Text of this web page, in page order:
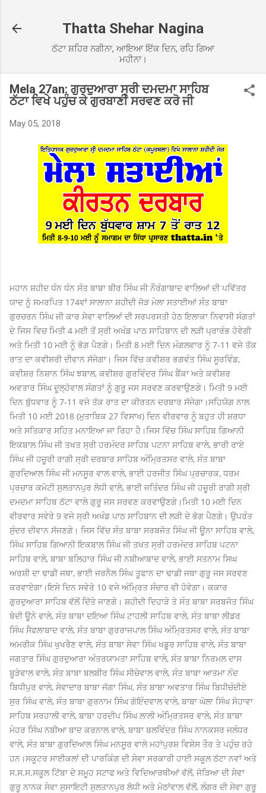
Thatta Shehar Nagina
ਠੱਟਾ ਸ਼ਹਿਰ ਨਗੀਨਾ, ਆਇਆ ਇੱਕ ਦਿਨ, ਰਹਿ ਗਿਆ
ਮਹੀਨਾ।
Mela 27an: ਗੁਰਦੁਆਰਾ ਸ੍ਰੀ ਦਮਦਮਾ ਸਾਹਿਬ
ਠੱਟਾ ਵਿਖੇ ਪਹੁੰਚ ਕੇ ਗੁਰਬਾਣੀ ਸਰਵਣ ਕਰੋ ਜੀ
May 05, 2018
ਮਹਾਨ ਸ਼ਹੀਦ ਧੰਨ ਧੰਨ ਸੰਤ ਬਾਬਾ ਬੀਰ ਸਿੰਘ ਜੀ ਨੌਰੰਗਾਬਾਦ ਵਾਲਿਆਂ ਦੀ ਪਵਿੱਤਰ
ਯਾਦ ਨੂੰ ਸਮਰਪਿਤ 174ਵਾਂ ਸਾਲਾਨਾ ਸ਼ਹੀਦੀ ਜੋੜ ਮੇਲਾ ਸਤਾਈਆਂ ਸੰਤ ਬਾਬਾ
ਗੁਰਚਰਨ ਸਿੰਘ ਜੀ ਕਾਰ ਸੇਵਾ ਵਾਲਿਆਂ ਦੀ ਸਰਪਰਸਤੀ ਹੇਠ ਇਲਾਕਾ ਨਿਵਾਸੀ ਸੰਗਤਾਂ
ਦੇਜਿਸ ਵਿਚ ਮਿਤੀ 4 ਮਈ ਤੋਂ ਸ੍ਰੀ ਅਖੰਡ ਪਾਠ ਸਾਹਿਬਾਨ ਦੀ ਲੜੀ ਪ੍ਰਾਰੰਭ ਹੋਵੇਗੀ
ਅਤੇ ਮਿਤੀ 10 ਮਈ ਨੂੰ ਭੋਗ ਪੈਣਗੇ। ਮਿਤੀ 8 ਮਈ ਦਿਨ ਮੰਗਲਵਾਰ ਨੂੰ 7-11 ਵਜੇ ਤੱਕ
ਰਾਤ ਦਾ ਕਵੀਸ਼ਰੀ ਦੀਵਾਨ ਸੱਜੇਗਾ। ਜਿਸ ਵਿੱਚ ਕਵੀਸ਼ਰ ਭਗਵੰਤ ਸਿੰਘ ਸੂਰਵਿੰਡ,
ਕਵੀਸ਼ਰ ਨਿਸ਼ਾਨ ਸਿੰਘ ਝਬਾਲ, ਕਵੀਸ਼ਰ ਗੁਰਵਿੰਦਰ ਸਿੰਘ ਬੈਂਕਾ ਅਤੇ ਕਵੀਸ਼ਰ
ਅਵਤਾਰ ਸਿੰਘ ਦੂਲ੍ਹੋਵਾਲ ਸੰਗਤਾਂ ਨੂੰ ਗੁਰੂ ਜਸ ਸਰਵਣ ਕਰਵਾਉਣਗੇ। ਮਿਤੀ 9 ਮਈ
ਦਿਨ ਬੁੱਧਵਾਰ ਨੂੰ 7-11 ਵਜੇ ਤੱਕ ਰਾਤ ਦਾ ਕੀਰਤਨ ਦਰਬਾਰ ਸੱਜੇਗਾ।ਸਹਿਯੋਗ ਨਾਲ
ਮਿਤੀ 10 ਮਈ 2018 (ਮੁਤਾਬਿਕ 27 ਵਿਸਾਖ) ਦਿਨ ਵੀਰਵਾਰ ਨੂੰ ਬਹੁਤ ਹੀ ਸ਼ਰਧਾ
ਅਤੇ ਸਤਿਕਾਰ ਸਹਿਤ ਮਨਾਇਆ ਜਾ ਰਿਹਾ ਹੈ।ਜਿਸ ਵਿੱਚ ਸਿੰਘ ਸਾਹਿਬ ਗਿਆਨੀ
ਇਕਬਾਲ ਸਿੰਘ ਜੀ ਤਖਤ ਸ੍ਰੀ ਹਰਮੰਦਰ ਸਾਹਿਬ ਪਟਨਾ ਸਾਹਿਬ ਵਾਲੇ, ਭਾਰੀ ਰਾਏ
ਸਿੰਘ ਜੀ ਹਜ਼ੂਰੀ ਰਾਗੀ ਸ੍ਰੀ ਦਰਬਾਰ ਸਾਹਿਬ ਅੰਮ੍ਰਿਤਸਰ ਵਾਲੇ, ਸੰਤ ਬਾਬਾ
ਗੁਰਦਿਆਲ ਸਿੰਘ ਜੀ ਮਨਸੂਰ ਵਾਲ ਵਾਲੇ, ਭਾਈ ਹਰਜੀਤ ਸਿੰਘ ਪ੍ਰਚਾਰਕ, ਧਰਮ
ਪ੍ਰਚਾਰ ਕਮੇਟੀ ਸੁਲਤਾਨਪੁਰ ਲੋਧੀ ਵਾਲੇ, ਭਾਈ ਜਤਿੰਦਰ ਸਿੰਘ ਜੀ ਹਜ਼ੂਰੀ ਰਾਗੀ ਸ੍ਰੀ
ਦਮਦਮਾ ਸਾਹਿਬ ਠੱਟਾ ਵਾਲੇ ਗੁਰੂ ਜਸ ਸਰਵਣ ਕਰਵਾਉਣਗੇ।ਮਿਤੀ 10 ਮਈ ਦਿਨ
ਵੀਰਵਾਰ ਸਵੇਰੇ 9 ਵਜੇ ਸ੍ਰੀ ਅਖੰਡ ਪਾਠ ਸਾਹਿਬਾਨ ਦੀ ਲੜੀ ਦੇ ਭੋਗ ਪੈਣਗੇ। ਉਪਰੰਤ
ਸੁੰਦਰ ਦੀਵਾਨ ਸੱਜਣਗੇ। ਜਿਸ ਵਿੱਚ ਸੰਤ ਬਾਬਾ ਸਰਬਜੋਤ ਸਿੰਘ ਜੀ ਊਨਾ ਸਾਹਿਬ ਵਾਲੇ,
ਸਿੰਘ ਸਾਹਿਬ ਗਿਆਨੀ ਇਕਬਾਲ ਸਿੰਘ ਜੀ ਤਖਤ ਸ੍ਰੀ ਹਰਮੰਦਰ ਸਾਹਿਬ ਪਟਨਾ
ਸਾਹਿਬ ਵਾਲੇ, ਬਾਬਾ ਬਲਿਹਾਰ ਸਿੰਘ ਜੀ ਨਬੀਆਬਾਦ ਵਾਲੇ, ਭਾਈ ਸਤਨਾਮ ਸਿਘ
ਅਰਸ਼ੀ ਦਾ ਢਾਡੀ ਜਥਾ, ਭਾਈ ਜਰਨੈਲ ਸਿੰਘ ਤੂਫਾਨ ਦਾ ਢਾਡੀ ਜਥਾ ਗੁਰੂ ਜਸ ਸਰਵਣ
ਕਰਵਾਏਗਾ।ਇਸੇ ਦਿਨ ਸਵੇਰੇ 10 ਵਜੇ ਅੰਮ੍ਰਿਤ ਸੰਚਾਰ ਵੀ ਹੋਵੇਗਾ। ਕਕਾਰ
ਗੁਰਦੁਆਰਾ ਸਾਹਿਬ ਵੱਲੋਂ ਦਿੱਤੇ ਜਾਣਗੇ। ਸ਼ਹੀਦੀ ਦਿਹਾੜੇ ਤੇ ਸੰਤ ਬਾਬਾ ਸਰਬਜੋਤ ਸਿੰਘ
ਬੇਦੀ ਊਨੇ ਵਾਲੇ, ਸੰਤ ਬਾਬਾ ਦਇਆ ਸਿੰਘ ਟਾਹਲੀ ਸਾਹਿਬ ਵਾਲੇ, ਸੰਤ ਬਾਬਾ ਲੀਡਰ
ਸਿੰਘ ਸੈਫਲਾਬਾਦ ਵਾਲੇ, ਸੰਤ ਬਾਬਾ ਗੁਰਰਾਜਪਾਲ ਸਿੰਘ ਅੰਮ੍ਰਿਤਸਰ ਵਾਲੇ, ਸੰਤ ਬਾਬਾ
ਅਮਰੀਕ ਸਿੰਘ ਖੁਖਰੈਣ ਵਾਲੇ, ਸੰਤ ਬਾਬਾ ਸੇਵਾ ਸਿੰਘ ਖਡੂਰ ਸਾਹਿਬ ਵਾਲੇ, ਸੰਤ ਬਾਬਾ
ਜਗਤਾਰ ਸਿੰਘ ਗੁਰਦੁਆਰਾ ਅੰਤਰਯਾਮਤਾ ਸਾਹਿਬ ਵਾਲੇ, ਸੰਤ ਬਾਬਾ ਨਿਰਮਲ ਦਾਸ
ਬੂੜੇਵਾਲ ਵਾਲੇ, ਸੰਤ ਬਾਬਾ ਬਲਬੀਰ ਸਿੰਘ ਸੀਚੇਵਾਲ ਵਾਲੇ, ਸੰਤ ਬਾਬਾ ਆਤਮਾ ਨੰਦ
ਬਿਧੀਪੁਰ ਵਾਲੇ, ਸੇਵਾਦਾਰ ਬਾਬਾ ਜੱਗਾ ਸਿੰਘ, ਸੰਤ ਬਾਬਾ ਅਵਤਾਰ ਸਿੰਘ ਬਿਧੀਚੰਦੀਏ
ਸੁਰ ਸਿੰਘ ਵਾਲੇ, ਸੰਤ ਬਾਬਾ ਗੁਰਨਾਮ ਸਿੰਘ ਗੋਇੰਦਵਾਲ ਵਾਲੇ, ਬਾਬਾ ਘੋਲਾ ਸਿੰਘ ਸੋਹਾਵਾ
ਸਾਹਿਬ ਸਰਹਾਲੀ ਵਾਲੇ, ਬਾਬਾ ਹਰਦੀਪ ਸਿੰਘ ਲਾਲੀ ਅੰਮ੍ਰਿਤਸਰ ਵਾਲੇ, ਸੰਤ ਬਾਬਾ
ਮੇਹਰ ਸਿੰਘ ਨਬੀਆ ਬਾਦ ਕਰਨਾਲ ਵਾਲੇ, ਬਾਬਾ ਬਲਵਿੰਦਰ ਸਿੰਘ ਨਾਨਕਸਰ ਜਲੰਧਰ
ਵਾਲੇ, ਸੰਤ ਬਾਬਾ ਗੁਰਦਿਆਲ ਸਿੰਘ ਮਨਸੂਰ ਵਾਲੇ ਮਹਾਂਪੁਰਸ਼ ਵਿਸ਼ੇਸ ਤੌਰ ਤੇ ਪਹੁੰਚ ਰਹੇ
ਹਨ।ਸਕੂਟਰ ਸਾਈਕਲਾਂ ਦੀ ਪਾਰਕਿੰਗ ਦੀ ਸੇਵਾ ਸਰਕਾਰੀ ਹਾਈ ਸਕੂਲ ਠੱਟਾ ਨਵਾਂ ਅਤੇ
ਸ.ਸ.ਸ.ਸਕੂਲ ਟਿੱਬਾ ਦੇ ਸਮੂਹ ਸਟਾਫ ਅਤੇ ਵਿਦਿਆਰਥੀਆਂ ਵੱਲੋਂ, ਜੋੜਿਆ ਦੀ ਸੇਵਾ
ਗੁਰੂ ਨਾਨਕ ਸੇਵਾ ਸੁਸਾਇਟੀ ਸੁਲਤਾਨਪੁਰ ਲੋਧੀ ਅਤੇ ਮੋਠਾਂਵਾਲ ਵੱਲੋਂ, ਲੰਗਰ ਦੀ ਸੇਵਾ ਗੁਰੂ